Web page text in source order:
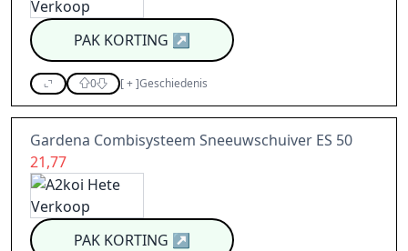
PAK KORTING ↗
0 [+]Geschiedenis
Gardena Combisysteem Sneeuwschuiver ES 50
21,77
PAK KORTING ↗